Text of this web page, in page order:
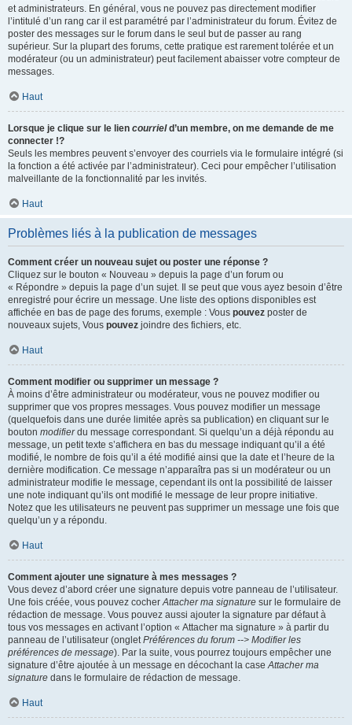
et administrateurs. En général, vous ne pouvez pas directement modifier
l’intitulé d’un rang car il est paramétré par l’administrateur du forum. Évitez de
poster des messages sur le forum dans le seul but de passer au rang
supérieur. Sur la plupart des forums, cette pratique est rarement tolérée et un
modérateur (ou un administrateur) peut facilement abaisser votre compteur de
messages.
Haut
Lorsque je clique sur le lien courrield’un membre, on me demande de me
connecter !?
Seuls les membres peuvent s’envoyer des courriels via le formulaire intégré (si
la fonction a été activée par l’administrateur). Ceci pour empêcher l’utilisation
malveillante de la fonctionnalité par les invités.
Haut
Problèmes liés à la publication de messages
Comment créer un nouveau sujet ou poster une réponse ?
Cliquez sur le bouton « Nouveau » depuis la page d’un forum ou
« Répondre » depuis la page d’un sujet. Il se peut que vous ayez besoin d’être
enregistré pour écrire un message. Une liste des options disponibles est
affichée en bas de page des forums, exemple : Vous pouvez poster de
nouveaux sujets, Vous pouvez joindre des fichiers, etc.
Haut
Comment modifier ou supprimer un message ?
À moins d’être administrateur ou modérateur, vous ne pouvez modifier ou
supprimer que vos propres messages. Vous pouvez modifier un message
(quelquefois dans une durée limitée après sa publication) en cliquant sur le
bouton modifierdu message correspondant. Si quelqu’un a déjà répondu au
message, un petit texte s’affichera en bas du message indiquant qu’il a été
modifié, le nombre de fois qu’il a été modifié ainsi que la date et l’heure de la
dernière modification. Ce message n’apparaîtra pas si un modérateur ou un
administrateur modifie le message, cependant ils ont la possibilité de laisser
une note indiquant qu’ils ont modifié le message de leur propre initiative.
Notez que les utilisateurs ne peuvent pas supprimer un message une fois que
quelqu’un y a répondu.
Haut
Comment ajouter une signature à mes messages ?
Vous devez d’abord créer une signature depuis votre panneau de l’utilisateur.
Une fois créée, vous pouvez cocherAttacher ma signature sur le formulaire de
rédaction de message. Vous pouvez aussi ajouter la signature par défaut à
tous vos messages en activant l’option « Attacher ma signature » à partir du
panneau de l’utilisateur (ongletPréférences du forum --> Modifier les
préférences de message). Par la suite, vous pourrez toujours empêcher une
signature d’être ajoutée à un message en décochant la caseAttacher ma
signature dans le formulaire de rédaction de message.
Haut